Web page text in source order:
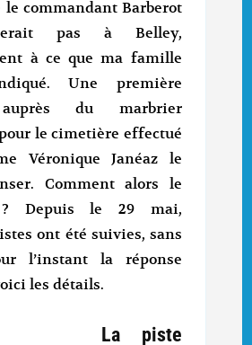
le commandant Barberot
pas à Belley,
à ce que ma famille
Une première
du marbrier
le cimetière effectué
Véronique Janéaz le
Comment alors le
? Depuis le 29 mai,
ont été suivies, sans
l’instant la réponse
les détails.
La piste